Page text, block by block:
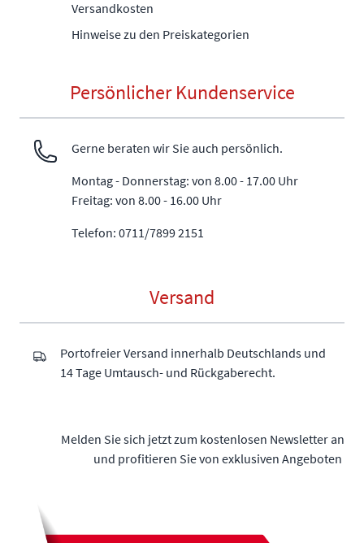
Versandkosten
Hinweise zu den Preiskategorien
Persönlicher Kundenservice
Gerne beraten wir Sie auch persönlich.
Montag - Donnerstag: von 8.00 - 17.00 Uhr
Freitag: von 8.00 - 16.00 Uhr
Telefon: 0711/7899 2151
Versand
Portofreier Versand innerhalb Deutschlands und
14 Tage Umtausch- und Rückgaberecht.
Melden Sie sich jetzt zum kostenlosen Newsletter an
und profitieren Sie von exklusiven Angeboten